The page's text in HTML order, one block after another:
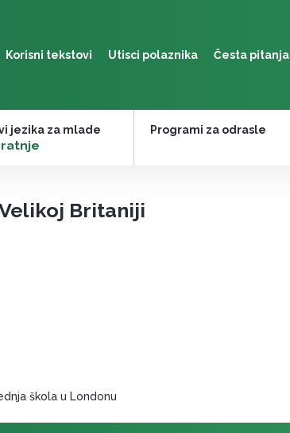
Korisni tekstovi Utisci polaznika Česta pitanja
jezika za mlade Programi za odrasle
Britaniji
škola u Londonu